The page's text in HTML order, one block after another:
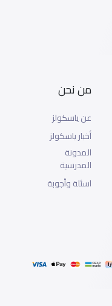
من نحن
عن ياسكولز
أخبار ياسكولز
المدونة
المدرسية
اسئلة وأجوبة